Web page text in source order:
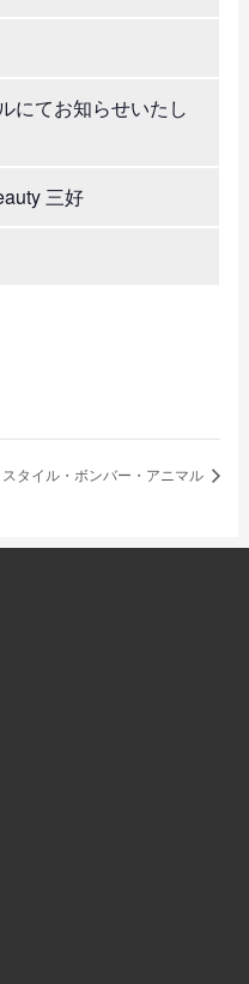
にてお知らせいたし
三好
スタイル・ボンバー・アニマル